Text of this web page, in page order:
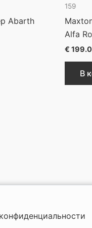
Abarth
159
Alfa
€
В